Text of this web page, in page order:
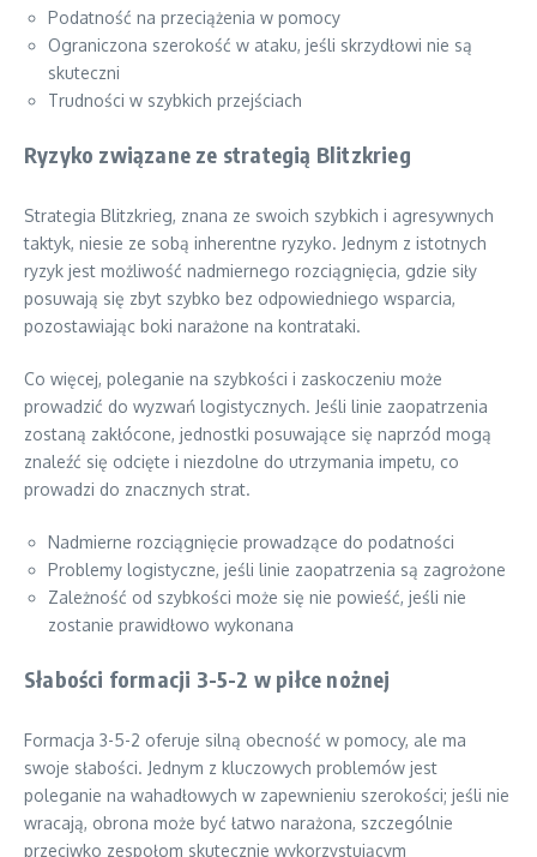
Podatność na przeciążenia w pomocy
Ograniczona szerokość w ataku, jeśli skrzydłowi nie są
skuteczni
Trudności w szybkich przejściach
Ryzyko związane ze strategią Blitzkrieg
Strategia Blitzkrieg, znana ze swoich szybkich i agresywnych
taktyk, niesie ze sobą inherentne ryzyko. Jednym z istotnych
ryzyk jest możliwość nadmiernego rozciągnięcia, gdzie siły
posuwają się zbyt szybko bez odpowiedniego wsparcia,
pozostawiając boki narażone na kontrataki.
Co więcej, poleganie na szybkości i zaskoczeniu może
prowadzić do wyzwań logistycznych. Jeśli linie zaopatrzenia
zostaną zakłócone, jednostki posuwające się naprzód mogą
znaleźć się odcięte i niezdolne do utrzymania impetu, co
prowadzi do znacznych strat.
Nadmierne rozciągnięcie prowadzące do podatności
Problemy logistyczne, jeśli linie zaopatrzenia są zagrożone
Zależność od szybkości może się nie powieść, jeśli nie
zostanie prawidłowo wykonana
Słabości formacji 3-5-2 w piłce nożnej
Formacja 3-5-2 oferuje silną obecność w pomocy, ale ma
swoje słabości. Jednym z kluczowych problemów jest
poleganie na wahadłowych w zapewnieniu szerokości; jeśli nie
wracają, obrona może być łatwo narażona, szczególnie
przeciwko zespołom skutecznie wykorzystującym